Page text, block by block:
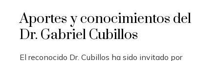
Aportes y conocimientos del
Dr. Gabriel Cubillos
El reconocido Dr. Cubillos ha sido invitado por